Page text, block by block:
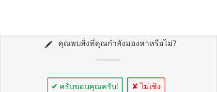
คุณพบสิ่งที่คุณกำลังมองหาหรือไม่?
✔ ครับขอบคุณครับ! ✘ ไม่เชิง